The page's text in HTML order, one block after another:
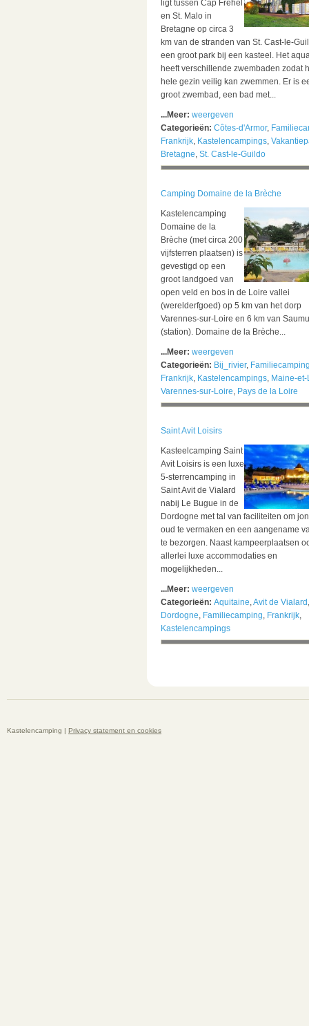
ligt tussen Cap Fréhel
en St. Malo in
Bretagne op circa 3
km van de stranden van St. Cast-le-
een groot park bij een kasteel. Het
heeft verschillende zwembaden zodat
hele gezin veilig kan zwemmen. Er is
groot zwembad, een bad met...
...Meer: weergeven
Categorieën: Côtes-d'Armor,
Frankrijk, Kastelencampings,
Bretagne, St. Cast-le-Guildo
Camping Domaine de la Brèche
Kastelencamping
Domaine de la
Brèche (met circa 200
vijfsterren plaatsen) is
gevestigd op een
groot landgoed van
open veld en bos in de Loire vallei
(werelderfgoed) op 5 km van het dorp
Varennes-sur-Loire en 6 km van
(station). Domaine de la Brèche...
...Meer: weergeven
Categorieën: Bij_rivier,
Frankrijk, Kastelencampings, Maine-
Varennes-sur-Loire, Pays de la Loire
Saint Avit Loisirs
Kasteelcamping Saint
Avit Loisirs is een luxe
5-sterrencamping in
Saint Avit de Vialard
nabij Le Bugue in de
Dordogne met tal van faciliteiten om
oud te vermaken en een aangename
te bezorgen. Naast kampeerplaatsen
allerlei luxe accommodaties en
mogelijkheden...
...Meer: weergeven
Categorieën: Aquitaine,Avit de Vialard ,
Dordogne, Familiecamping, Frankrijk,
Kastelencampings
Kastelencamping | Privacy statement en cookies